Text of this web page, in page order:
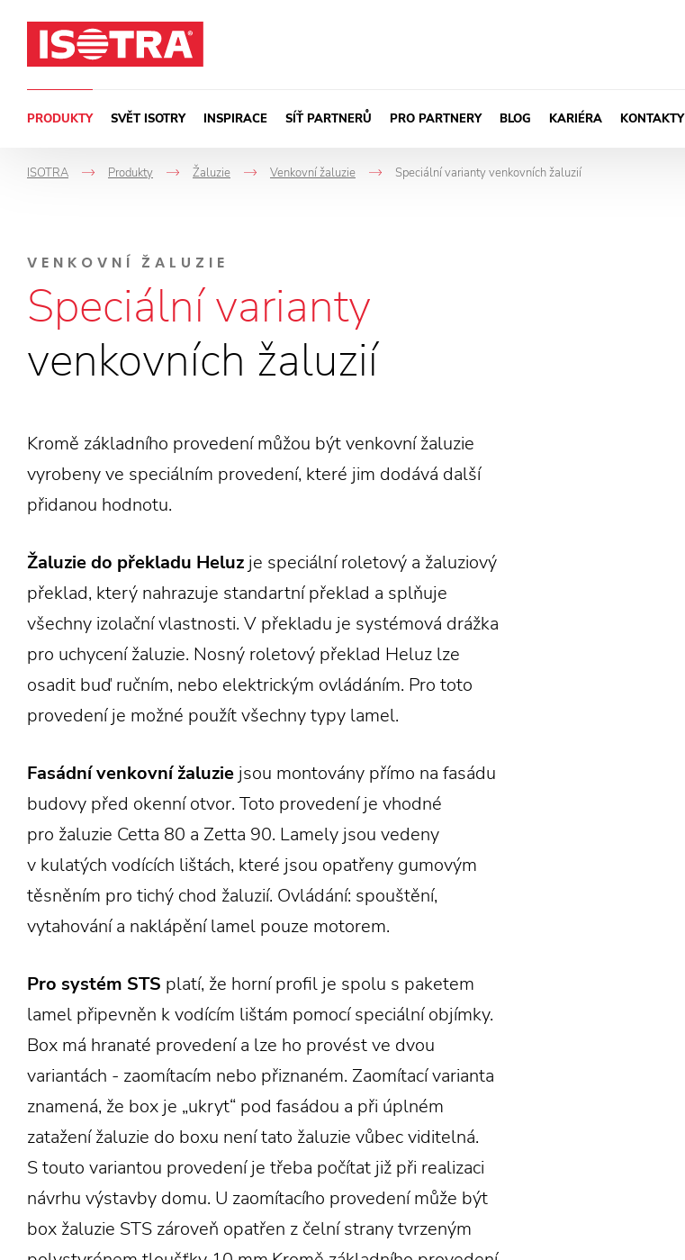
PRODUKTY SVĚT ISOTRY INSPIRACE SÍŤ PARTNERŮ PRO PARTNERY BLOG KARIÉRA KONTAKTY
ISOTRA
->
Produkty
->
Žaluzie
->
Venkovní žaluzie
->
Speciální varianty venkovních žaluzií
VENKOVNÍ ŽALUZIE
Speciální varianty
venkovních žaluzií
Kromě základního provedení můžou být venkovní žaluzie
vyrobeny ve speciálním provedení, které jim dodává další
přidanou hodnotu.
Žaluzie do překladu Heluz je speciální roletový a žaluziový
překlad, který nahrazuje standartní překlad a splňuje
všechny izolační vlastnosti. V překladu je systémová drážka
pro uchycení žaluzie. Nosný roletový překlad Heluz lze
osadit buď ručním, nebo elektrickým ovládáním. Pro toto
provedení je možné použít všechny typy lamel.
Fasádní venkovní žaluzie jsou montovány přímo na fasádu
budovy před okenní otvor. Toto provedení je vhodné
pro žaluzie Cetta 80 a Zetta 90. Lamely jsou vedeny
v kulatých vodících lištách, které jsou opatřeny gumovým
těsněním pro tichý chod žaluzií. Ovládání: spouštění,
vytahování a naklápění lamel pouze motorem.
Pro systém STS platí, že horní profil je spolu s paketem
lamel připevněn k vodícím lištám pomocí speciální objímky.
Box má hranaté provedení a lze ho provést ve dvou
variantách - zaomítacím nebo přiznaném. Zaomítací varianta
znamená, že box je „ukryt“ pod fasádou a při úplném
zatažení žaluzie do boxu není tato žaluzie vůbec viditelná.
S touto variantou provedení je třeba počítat již při realizaci
návrhu výstavby domu. U zaomítacího provedení může být
box žaluzie STS zároveň opatřen z čelní strany tvrzeným